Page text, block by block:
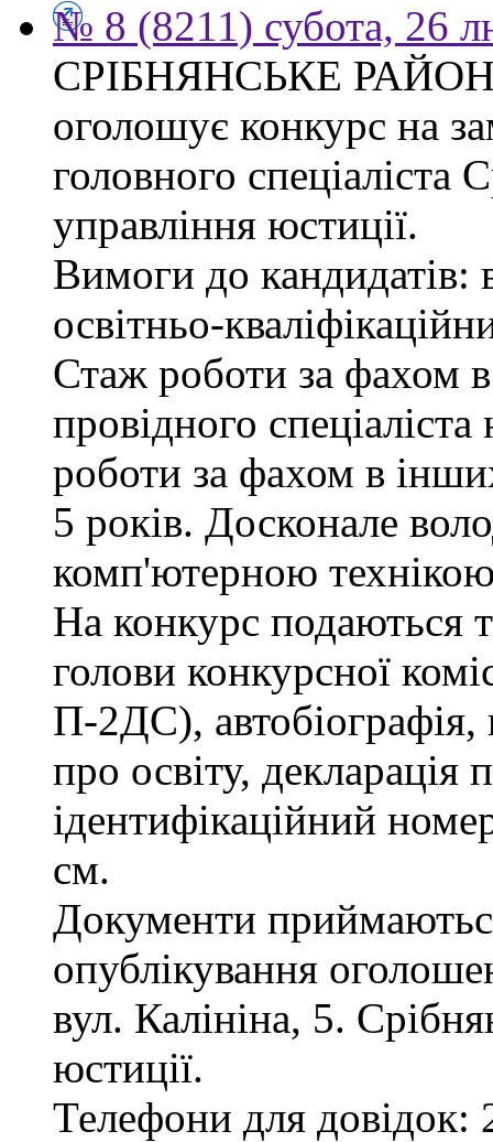
№ 8 (8211) субота, 26
СРІБНЯНСЬКЕ
оголошує конкурс на
головного спеціаліста
управління юстиції.
Вимоги до кандидатів:
освітньо-
Стаж роботи за фахом
провідного
роботи за фахом в
5 років. Досконале
комп'ютерною
На конкурс подаються
голови конкурсної
П-2ДС), автобіографія,
про освіту, декларація
ідентифікаційний
см.
Документи
опублікування
вул. Калініна, 5.
юстиції.
Телефони для